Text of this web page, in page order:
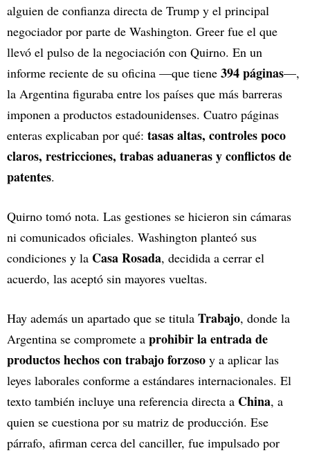
alguien de confianza directa de Trump y el principal
negociador por parte de Washington. Greer fue el que
llevó el pulso de la negociación con Quirno. En un
informe reciente de su oficina —que tiene 394 páginas—,
la Argentina figuraba entre los países que más barreras
imponen a productos estadounidenses. Cuatro páginas
enteras explicaban por qué: tasas altas, controles poco
claros, restricciones, trabas aduaneras y conflictos de
patentes.
Quirno tomó nota. Las gestiones se hicieron sin cámaras
ni comunicados oficiales. Washington planteó sus
condiciones y la Casa Rosada, decidida a cerrar el
acuerdo, las aceptó sin mayores vueltas.
Hay además un apartado que se titula Trabajo, donde la
Argentina se compromete a prohibir la entrada de
productos hechos con trabajo forzoso y a aplicar las
leyes laborales conforme a estándares internacionales. El
texto también incluye una referencia directa a China, a
quien se cuestiona por su matriz de producción. Ese
párrafo, afirman cerca del canciller, fue impulsado por